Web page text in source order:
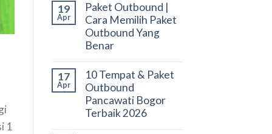
1
19
Apr
Paket Outbound |
Cara Memilih Paket
Outbound Yang
Benar
17
Apr
10 Tempat & Paket
Outbound
Pancawati Bogor
Terbaik 2026